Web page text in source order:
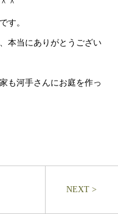
＾
す。
本当にありがとうござい
も河手さんにお庭を作っ
NEXT >